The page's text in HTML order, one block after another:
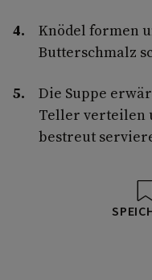
Knödel formen
Butterschmalz
Die Suppe
Teller verteilen
bestreut